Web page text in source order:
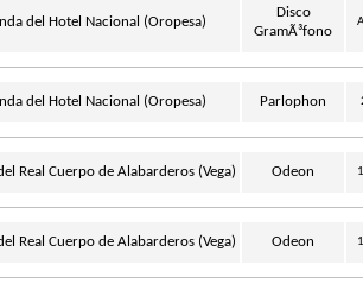
del Hotel Nacional (Oropesa)
Disco
GramÃ³fono
del Hotel Nacional (Oropesa) Parlophon
Real Cuerpo de Alabarderos (Vega) Odeon
Real Cuerpo de Alabarderos (Vega) Odeon